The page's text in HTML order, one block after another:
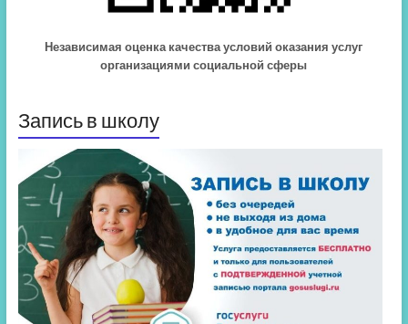
Независимая оценка качества условий оказания услуг
организациями социальной сферы
Запись в школу